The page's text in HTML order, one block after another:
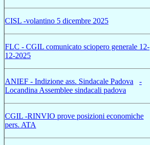
CISL -volantino 5 dicembre 2025
FLC - CGIL comunicato sciopero generale 12-
12-2025
ANIEF - Indizione ass. Sindacale Padova
-
Locandina Assemblee sindacali padova
CGIL -RINVIO prove posizioni economiche
pers. ATA